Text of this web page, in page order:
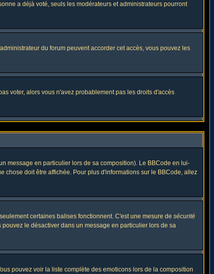
a déjà voté, seuls les modérateurs et administrateurs pourront
du forum peuvent accorder cet accès, vous pouvez les
voter, alors vous n'avez probablement pas les droits d'accès
message en particulier lors de sa composition). Le BBCode en lui-
chose doit être affichée. Pour plus d'informations sur le BBCode, allez
certaines balises fonctionnent. C'est une mesure de sécurité
le désactiver dans un message en particulier lors de sa
pouvez voir la liste complète des emoticons lors de la composition